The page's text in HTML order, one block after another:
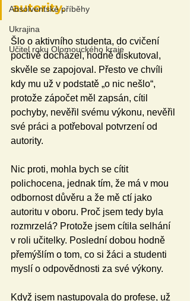
Absolventské příběhy
Ukrajina
Učitel roku Olomouckého kraje
autority.
Šlo o aktivního studenta, do cvičení
poctivě docházel, hodně diskutoval,
skvěle se zapojoval. Přesto ve chvíli
kdy mu už v podstatě „o nic nešlo“,
protože zápočet měl zapsán, cítil
pochyby, nevěřil svému výkonu, nevěřil
své práci a potřeboval potvrzení od
autority.
Nic proti, mohla bych se cítit
polichocena, jednak tím, že má v mou
odbornost důvěru a že mě ctí jako
autoritu v oboru. Proč jsem tedy byla
rozmrzelá? Protože jsem cítila selhání
v roli učitelky. Poslední dobou hodně
přemýšlím o tom, co si žáci a studenti
myslí o odpovědnosti za své výkony.
Když jsem nastupovala do profese, už